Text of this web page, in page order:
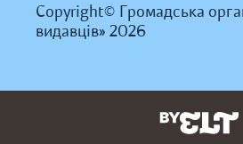
Copyright© Громадська
видавців» 2026